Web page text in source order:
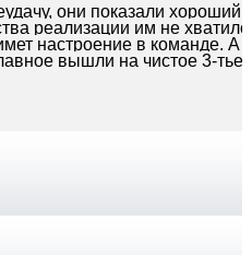
они показали хороший
реализации им не
настроение в команде. А
вышли на чистое 3-тье